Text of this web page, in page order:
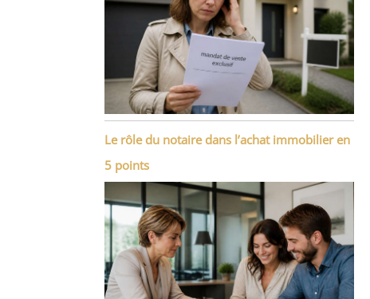
Le rôle du notaire dans l’achat immobilier en
5 points